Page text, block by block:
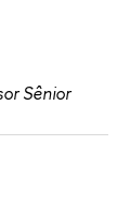
Sênior